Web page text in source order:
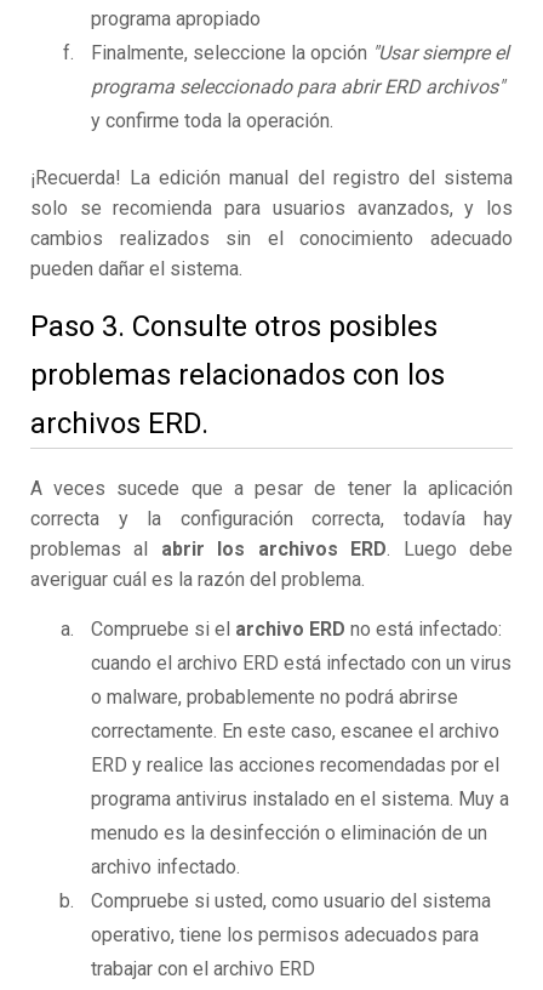
programa apropiado
Finalmente, seleccione la opción "Usar siempre el
programa seleccionado para abrir ERD archivos"
y confirme toda la operación.
¡Recuerda! La edición manual del registro del sistema
solo se recomienda para usuarios avanzados, y los
cambios realizados sin el conocimiento adecuado
pueden dañar el sistema.
Paso 3. Consulte otros posibles
problemas relacionados con los
archivos ERD.
A veces sucede que a pesar de tener la aplicación
correcta y la configuración correcta, todavía hay
problemas al abrir los archivos ERD. Luego debe
averiguar cuál es la razón del problema.
Compruebe si el archivo ERD no está infectado:
cuando el archivo ERD está infectado con un virus
o malware, probablemente no podrá abrirse
correctamente. En este caso, escanee el archivo
ERD y realice las acciones recomendadas por el
programa antivirus instalado en el sistema. Muy a
menudo es la desinfección o eliminación de un
archivo infectado.
Compruebe si usted, como usuario del sistema
operativo, tiene los permisos adecuados para
trabajar con el archivo ERD